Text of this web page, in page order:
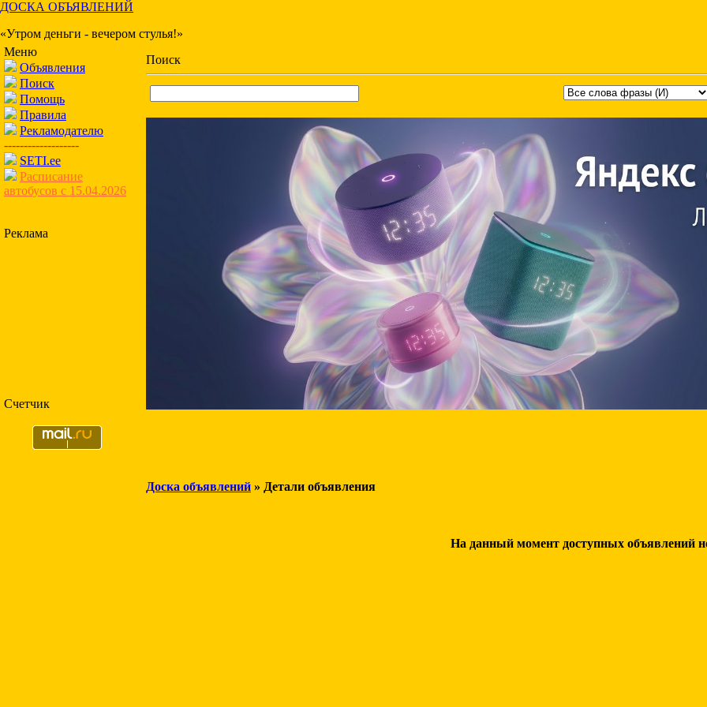
ДОСКА ОБЪЯВЛЕНИЙ
«Утром деньги - вечером стулья!»
Меню
Объявления
Поиск
Помощь
Правила
Рекламодателю
-------------------
SETI.ee
Расписание
автобусов с 15.04.2026
Реклама
Счетчик
Поиск
Доска объявлений » Детали объявления
На данный момент доступных объявлений